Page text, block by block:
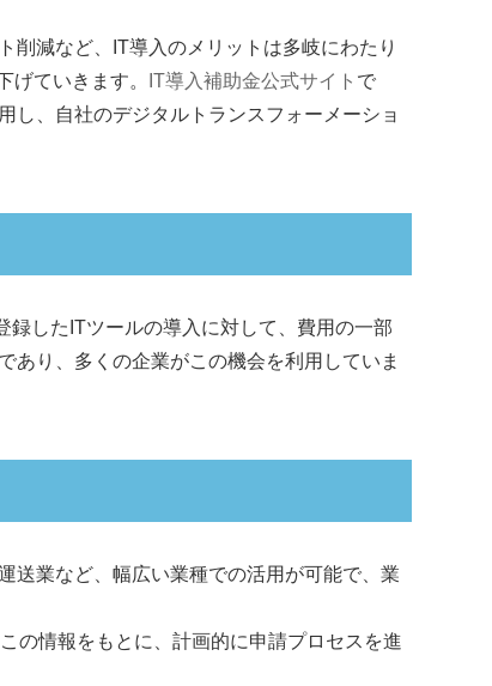
削減など、IT導入のメリットは多岐にわたり
ていきます。
IT導入補助金公式サイト で
し、自社のデジタルトランスフォーメーショ
したITツールの導入に対して、費用の一部
あり、多くの企業がこの機会を利用していま
送業など、幅広い業種での活用が可能で、業
の情報をもとに、計画的に申請プロセスを進